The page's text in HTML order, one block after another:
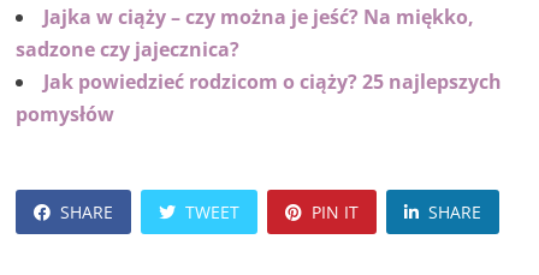
Jajka w ciąży – czy można je jeść? Na miękko,
sadzone czy jajecznica?
Jak powiedzieć rodzicom o ciąży? 25 najlepszych
pomysłów
SHARE TWEET PIN IT SHARE